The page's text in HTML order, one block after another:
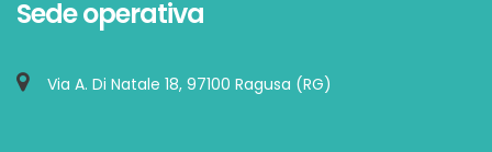
Sede operativa
Via A. Di Natale 18, 97100 Ragusa (RG)